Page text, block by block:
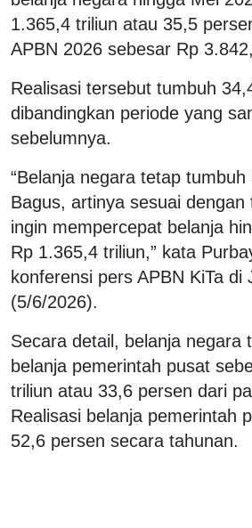
1.365,4 triliun atau 35,5
APBN 2026 sebesar Rp
Realisasi tersebut tumbuh
dibandingkan periode yang
sebelumnya.
“Belanja negara tetap tumbuh
Bagus, artinya sesuai dengan
ingin mempercepat belanja
Rp 1.365,4 triliun,” kata
konferensi pers APBN KiTa di
(5/6/2026).
Secara detail, belanja negara
belanja pemerintah pusat
triliun atau 33,6 persen dari
Realisasi belanja pemerintah
52,6 persen secara tahunan.